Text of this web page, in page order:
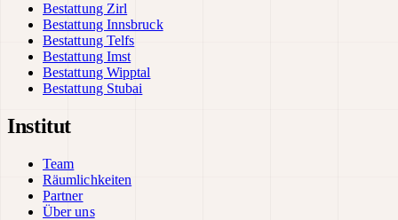
Bestattung Zirl
Bestattung Innsbruck
Bestattung Telfs
Bestattung Imst
Bestattung Wipptal
Bestattung Stubai
Institut
Team
Räumlichkeiten
Partner
Über uns